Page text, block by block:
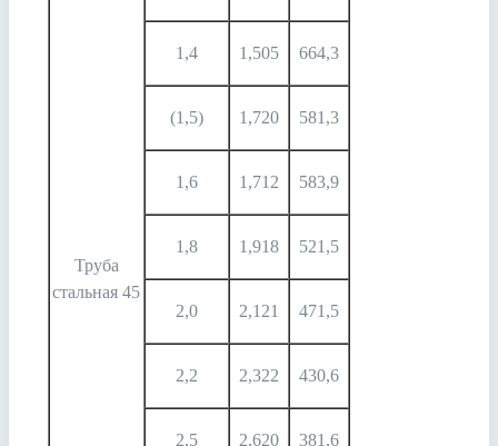
Труба
стальная 45
1,4 1,505 664,3
(1,5) 1,720 581,3
1,6 1,712 583,9
1,8 1,918 521,5
2,0 2,121 471,5
2,2 2,322 430,6
2,5 2,620 381,6